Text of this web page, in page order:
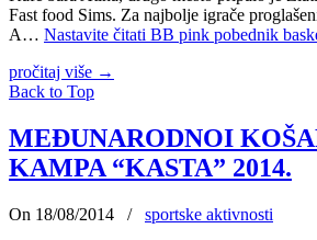
Fast food Sims. Za najbolje igrače
A… Nastavite čitati BB pink pobednik
pročitaj više →
Back to Top
MEĐUNARODNOI
KAMPA “KASTA” 2014.
On 18/08/2014 /
sportske aktivnosti